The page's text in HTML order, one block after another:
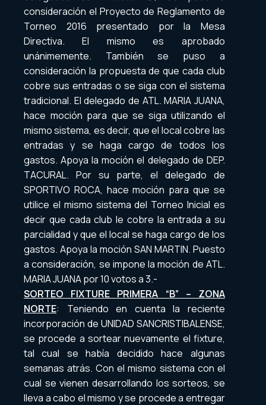
consideración el Proyecto de Reglamento de
Torneo 2016 presentado por la Mesa
Directiva. El mismo es aprobado
unánimemente. También se puso a
consideración la propuesta de que cada club
cobre sus entradas o se siga con el sistema
tradicional. El delegado de ATL. MARIA JUANA,
hace moción para que se siga utilizando el
mismo sistema, es decir, que el local cobre las
entradas y se haga cargo de todos los
gastos. Apoya la moción el delegado de DEP.
TACURAL. Por su parte, el delegado de
SPORTIVO ROCA, hace moción para que se
utilice el mismo sistema del Torneo Inicial es
decir que cada club le cobre la entrada a su
parcialidad y que el local se haga cargo de los
gastos. Apoya la moción SAN MARTIN. Puesto
a consideración, se impone la moción de ATL.
MARIA JUANA por 10 votos a 3.-
SORTEO FIXTURE PRIMERA “B” – ZONA
NORTE: Teniendo en cuenta la reciente
incorporación de UNIDAD SANCRISTIBALENSE,
se procede a sortear nuevamente el fixture,
tal cual se había decidido hace algunas
semanas atrás. Con el mismo sistema con el
cual se vienen desarrollando los sorteos, se
lleva a cabo el mismo y se procede a entregar